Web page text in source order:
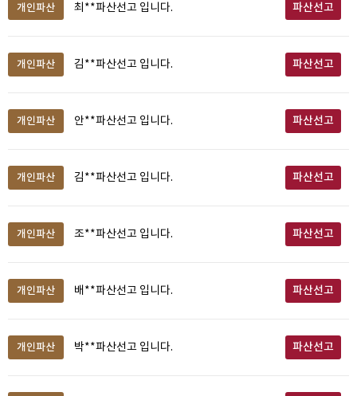
개인파산 최**파산선고 입니다. 파산선고
개인파산 김**파산선고 입니다. 파산선고
개인파산 안**파산선고 입니다. 파산선고
개인파산 김**파산선고 입니다. 파산선고
개인파산 조**파산선고 입니다. 파산선고
개인파산 배**파산선고 입니다. 파산선고
개인파산 박**파산선고 입니다. 파산선고